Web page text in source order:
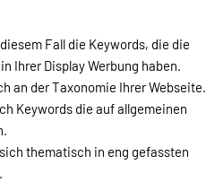
Fall die Keywords, die die
Ihrer Display Werbung haben.
an der Taxonomie Ihrer Webseite.
Keywords die auf allgemeinen
thematisch in eng gefassten